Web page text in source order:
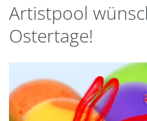
Artistpool
Ostertage!